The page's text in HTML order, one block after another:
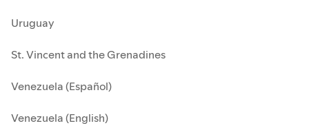
Uruguay
St. Vincent and the Grenadines
Venezuela (Español)
Venezuela (English)